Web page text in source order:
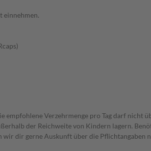
einnehmen.
Verzehrmenge pro Tag darf nicht
der Reichweite von Kindern lagern.
wir dir gerne Auskunft über die Pflichtangaben